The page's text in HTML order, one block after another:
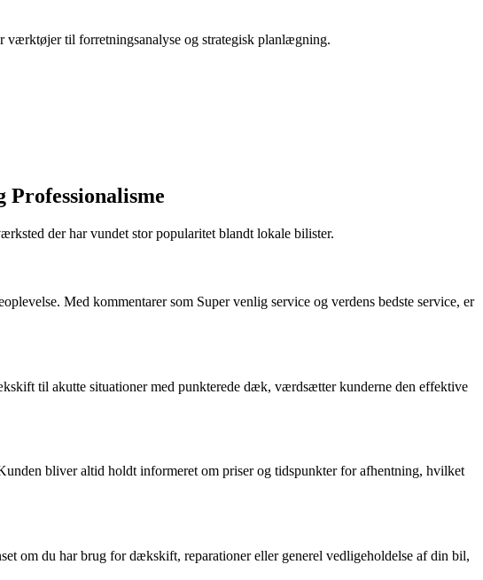
værktøjer til forretningsanalyse og strategisk planlægning.
der har vundet stor popularitet blandt lokale bilister.
Med kommentarer som Super venlig service og verdens bedste service, er
til akutte situationer med punkterede dæk, værdsætter kunderne den effektive
bliver altid holdt informeret om priser og tidspunkter for afhentning, hvilket
om du har brug for dækskift, reparationer eller generel vedligeholdelse af din bil,